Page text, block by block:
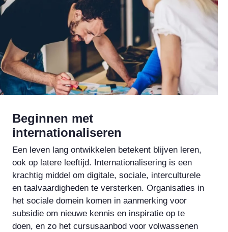
Beginnen met
internationaliseren
Een leven lang ontwikkelen betekent blijven leren,
ook op latere leeftijd. Internationalisering is een
krachtig middel om digitale, sociale, interculturele
en taalvaardigheden te versterken. Organisaties in
het sociale domein komen in aanmerking voor
subsidie om nieuwe kennis en inspiratie op te
doen, en zo het cursusaanbod voor volwassenen